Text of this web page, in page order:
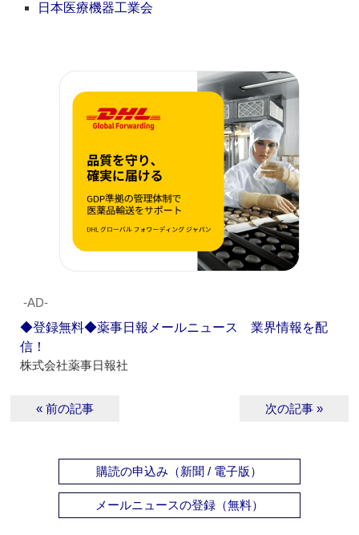
日本医療機器工業会
‐AD‐
◆登録無料◆薬事日報メールニュース 業界情報を配
信！
株式会社薬事日報社
« 前の記事 次の記事 »
購読の申込み（新聞 / 電子版）
メールニュースの登録（無料）